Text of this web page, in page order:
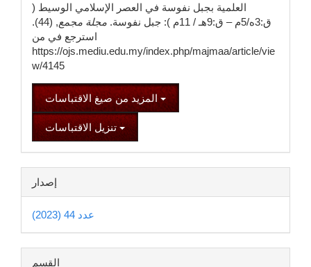
العلمية بجبل نفوسة في العصر الإسلامي الوسيط (
ق:3ه/5م – ق:9هـ / 11م ): جبل نفوسة.
مجلة مجمع
, (44).
استرجع في من
https://ojs.mediu.edu.my/index.php/majmaa/article/vie
w/4145
المزيد من صيغ الاقتباسات
تنزيل الاقتباسات
إصدار
عدد 44 (2023)
القسم